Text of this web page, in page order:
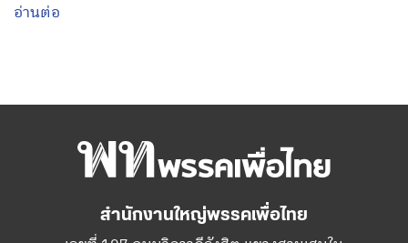
อ่านต่อ
สำนักงานใหญ่พรรคเพื่อไทย